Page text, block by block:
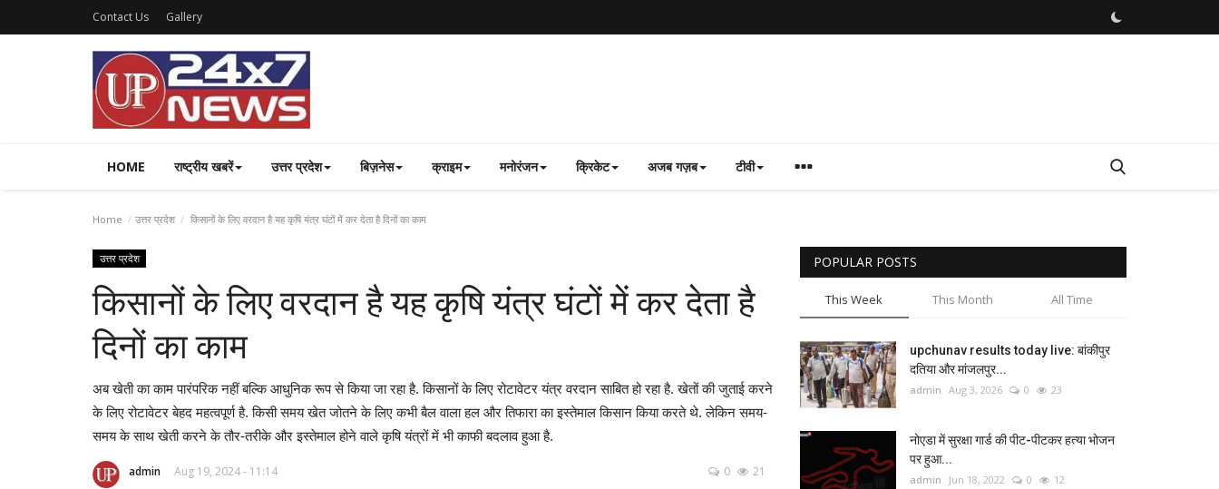
Contact Us Gallery
HOME राष्ट्रीय खबरें उत्तर प्रदेश बिज़नेस क्राइम मनोरंजन क्रिकेट अजब गज़ब टीवी
Home उत्तर प्रदेश किसानों के लिए वरदान है यह कृषि यंत्र घंटों में कर देता है दिनों का काम
उत्तर प्रदेश
किसानों के लिए वरदान है यह कृषि यंत्र घंटों में कर देता है
दिनों का काम
अब खेती का काम पारंपरिक नहीं बल्कि आधुनिक रूप से किया जा रहा है. किसानों के लिए रोटावेटर यंत्र वरदान साबित हो रहा है. खेतों की जुताई करने
के लिए रोटावेटर बेहद महत्वपूर्ण है. किसी समय खेत जोतने के लिए कभी बैल वाला हल और तिफारा का इस्तेमाल किसान किया करते थे. लेकिन समय-
समय के साथ खेती करने के तौर-तरीके और इस्तेमाल होने वाले कृषि यंत्रों में भी काफी बदलाव हुआ है.
admin Aug 19, 2024 - 11:14 0 21
POPULAR POSTS
This Week This Month All Time
upchunav results today live: बांकीपुर
दतिया और मांजलपुर...
admin Aug 3, 2026 0 23
नोएडा में सुरक्षा गार्ड की पीट-पीटकर हत्या भोजन
पर हुआ...
admin Jun 18, 2022 0 12